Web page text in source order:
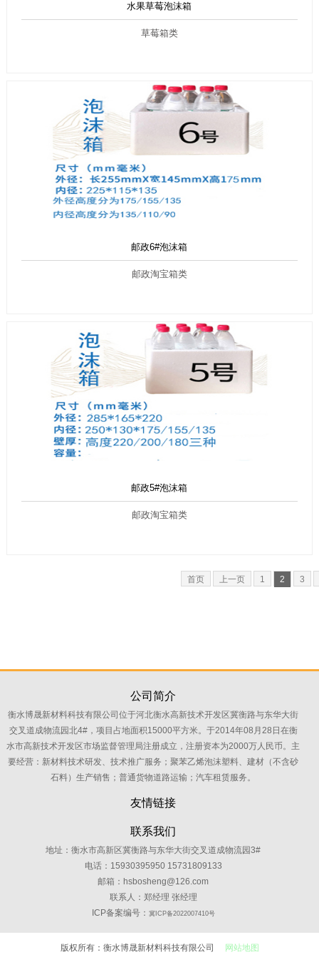
水果草莓泡沫箱
草莓箱类
邮政6#泡沫箱
邮政淘宝箱类
邮政5#泡沫箱
邮政淘宝箱类
首页 上一页 1 2 3
公司简介
衡水博晟新材料科技有限公司位于河北衡水高新技术开发区冀衡路与东华大街
交叉道成物流园北4#，项目占地面积15000平方米。于2014年08月28日在衡
水市高新技术开发区市场监督管理局注册成立，注册资本为2000万人民币。主
要经营：新材料技术研发、技术推广服务；聚苯乙烯泡沫塑料、建材（不含砂
石料）生产销售；普通货物道路运输；汽车租赁服务。
友情链接
联系我们
地址：衡水市高新区冀衡路与东华大街交叉道成物流园3#
电话：15930395950 15731809133
邮箱：hsbosheng@126.com
联系人：郑经理 张经理
ICP备案编号： 冀ICP备2022007410号
版权所有：衡水博晟新材料科技有限公司 网站地图